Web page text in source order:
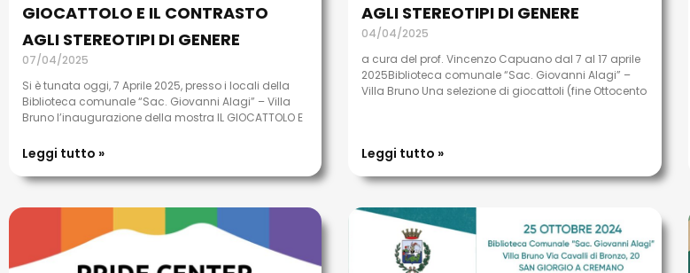
GIOCATTOLO E IL CONTRASTO
AGLI STEREOTIPI DI GENERE
07/04/2025
Si è tunata oggi, 7 Aprile 2025, presso i locali della
Biblioteca comunale “Sac. Giovanni Alagi” – Villa
Bruno l’inaugurazione della mostra IL GIOCATTOLO E
Leggi tutto »
AGLI STEREOTIPI DI GENERE
04/04/2025
a cura del prof. Vincenzo Capuano dal 7 al 17 aprile
2025Biblioteca comunale “Sac. Giovanni Alagi” –
Villa Bruno Una selezione di giocattoli (fine Ottocento
Leggi tutto »